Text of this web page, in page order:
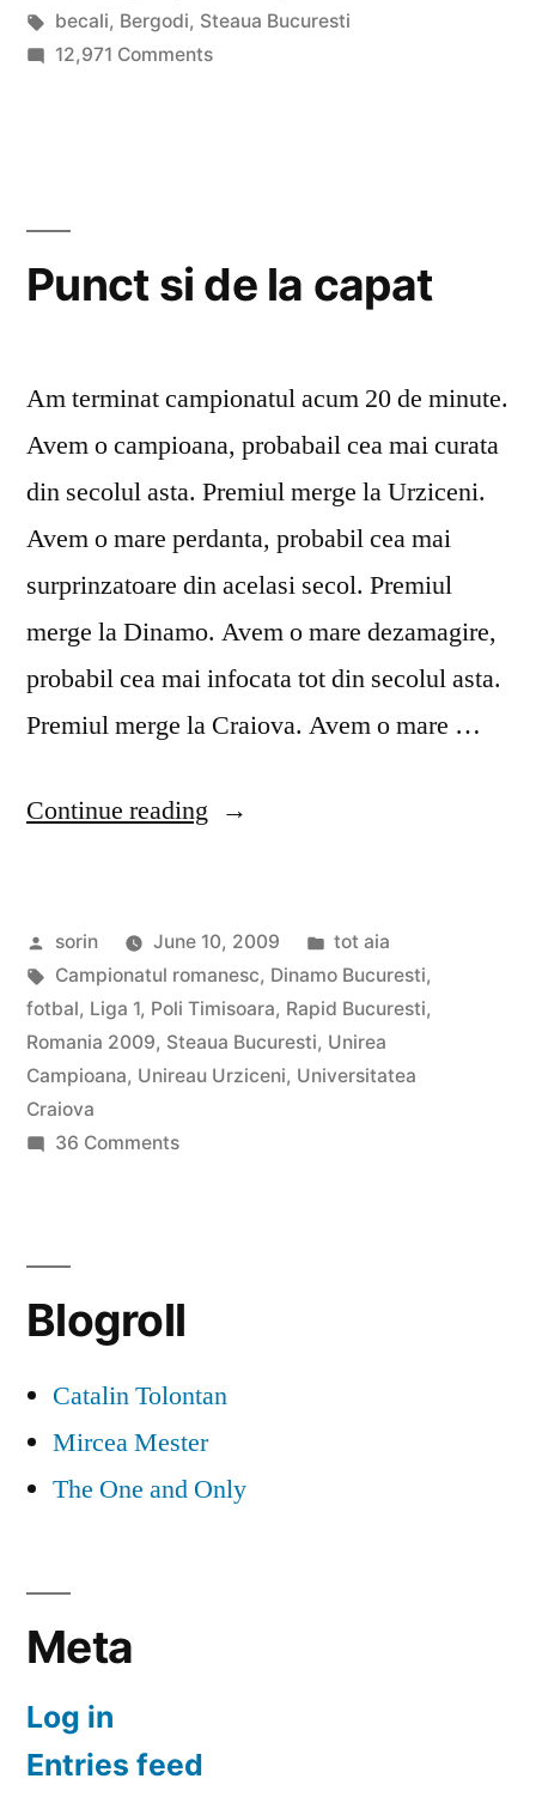
by
Tags:
becali, Bergodi, Steaua Bucuresti
12,971 Commentson
Punct si de la capat
Am terminat campionatul acum 20 de minute.
Avem o campioana, probabail cea mai curata
din secolul asta. Premiul merge la Urziceni.
Avem o mare perdanta, probabil cea mai
surprinzatoare din acelasi secol. Premiul
merge la Dinamo. Avem o mare dezamagire,
probabil cea mai infocata tot din secolul asta.
Premiul merge la Craiova. Avem o mare …
Continue reading “Punct
la
capat”
Posted
by
sorin June 10, 2009
Posted
in
tot aia
Tags:
Campionatul romanesc, Dinamo Bucuresti,
fotbal, Liga 1, Poli Timisoara, Rapid Bucuresti,
Romania 2009, Steaua Bucuresti, Unirea
Campioana, Unireau Urziceni, Universitatea
Craiova
36 Commentson
capat
Blogroll
Catalin Tolontan
Mircea Mester
The One and Only
Meta
Log in
Entries feed